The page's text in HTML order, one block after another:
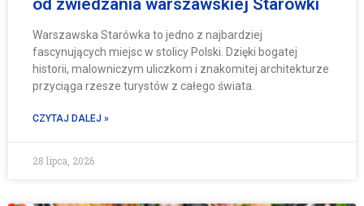
od zwiedzania warszawskiej Starówki
Warszawska Starówka to jedno z najbardziej
fascynujących miejsc w stolicy Polski. Dzięki bogatej
historii, malowniczym uliczkom i znakomitej architekturze
przyciąga rzesze turystów z całego świata.
CZYTAJ DALEJ »
28 lipca, 2026